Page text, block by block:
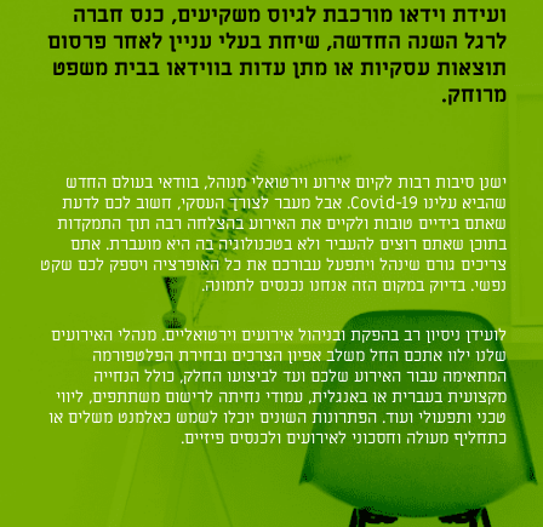
ועידת וידאו מורכבת לגיוס משקיעים, כנס חברה
לרגל השנה החדשה, שיחת בעלי עניין לאחר פרסום
תוצאות עסקיות או מתן עדות בווידאו בבית משפט
מרוחק.
ישנן סיבות רבות לקיום אירוע וירטואלי מנוהל, בוודאי בעולם החדש
שהביא עלינו Covid-19. אבל מעבר לצורך העסקי, חשוב לכם לדעת
שאתם בידיים טובות ולקיים את האירוע בהצלחה רבה תוך התמקדות
בתוכן שאתם רוצים להעביר ולא בטכנולוגיה בה היא מועברת. אתם
צריכים גורם שינהל ויתפעל עבורכם את כל האופרציה ויספק לכם שקט
נפשי. בדיוק במקום הזה אנחנו נכנסים לתמונה.
לועידן ניסיון רב בהפקת ובניהול אירועים וירטואליים. מנהלי האירועים
שלנו ילוו אתכם החל משלב אפיון הצרכים ובחירת הפלטפורמה
המתאימה עבור האירוע שלכם ועד לביצועו החלק, כולל הנחייה
מקצועית בעברית או באנגלית, עמודי נחיתה לרישום משתתפים, ליווי
טכני ותפעולי ועוד. הפתרונות השונים יוכלו לשמש כאלמנט משלים או
כתחליף מעולה וחסכוני לאירועים ולכנסים פיזיים.